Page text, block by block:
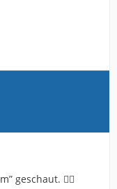
geschaut. 🧟‍♂️